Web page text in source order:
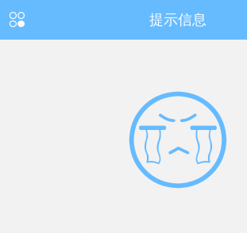
提示信息